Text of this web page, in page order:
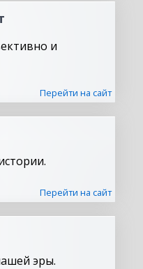
и
Перейти на сайт
Перейти на сайт
эры.